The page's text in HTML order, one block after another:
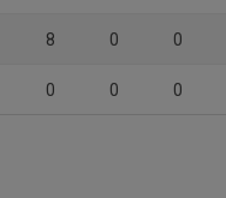
8 0 0
0 0 0